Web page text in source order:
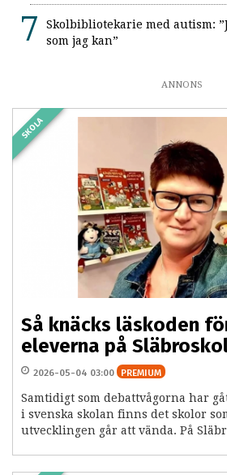
Skolbibliotekarie med autism:
som jag kan”
ANNONS
SKOLA
Så knäcks läskoden
eleverna på
2026-05-04 03:00 PREMIUM
Samtidigt som debattvågorna har
i svenska skolan finns det skolor
utvecklingen går att vända. På